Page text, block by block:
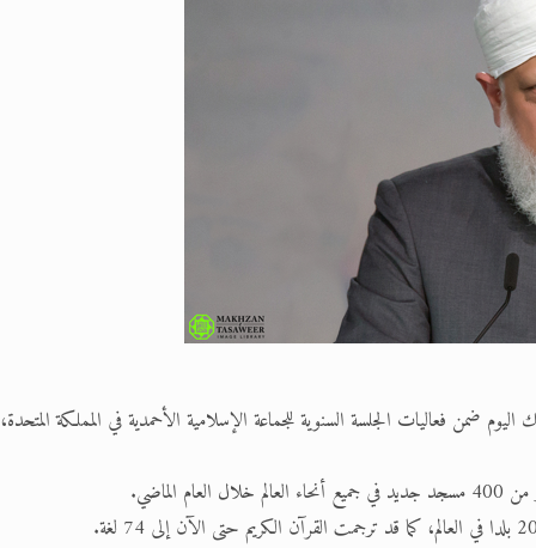
ضمن فعاليات الجلسة السنوية للجماعة الإسلامية الأحمدية في المملكة المتحدة،